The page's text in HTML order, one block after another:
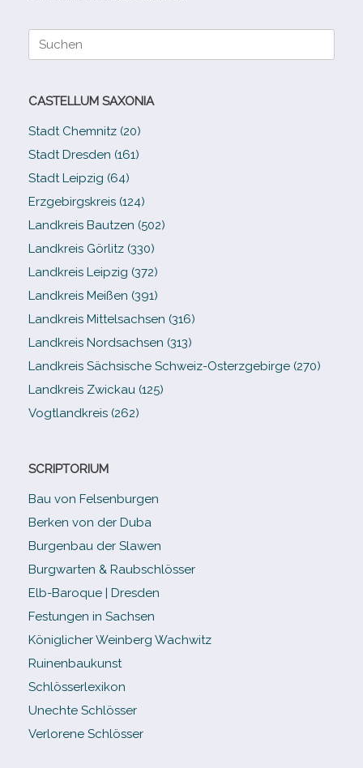
Suche
CASTELLUM SAXONIA
Stadt Chemnitz (20)
Stadt Dresden (161)
Stadt Leipzig (64)
Erzgebirgskreis (124)
Landkreis Bautzen (502)
Landkreis Görlitz (330)
Landkreis Leipzig (372)
Landkreis Meißen (391)
Landkreis Mittelsachsen (316)
Landkreis Nordsachsen (313)
Landkreis Sächsische Schweiz-​Osterzgebirge (270)
Landkreis Zwickau (125)
Vogtlandkreis (262)
SCRIPTORIUM
Bau von Felsenburgen
Berken von der Duba
Burgenbau der Slawen
Burgwarten & Raubschlösser
Elb-​Baroque | Dresden
Festungen in Sachsen
Königlicher Weinberg Wachwitz
Ruinenbaukunst
Schlösserlexikon
Unechte Schlösser
Verlorene Schlösser